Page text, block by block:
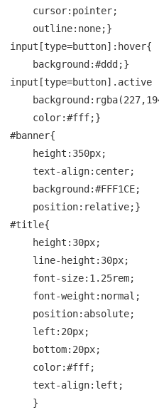
cursor:pointer;
outline:none;}
input[type=button]:hover{
background:#ddd;}
input[type=button].active
color:#fff;}
#banner{
height:350px;
text-align:center;
background:#FFF1CE;
position:relative;}
#title{
height:30px;
line-height:30px;
font-size:1.25rem;
font-weight:normal;
position:absolute;
left:20px;
bottom:20px;
color:#fff;
text-align:left;
}